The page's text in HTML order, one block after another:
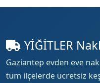
YİĞİTLER
Gaziantep evden eve
tüm ilçelerde ücretsiz